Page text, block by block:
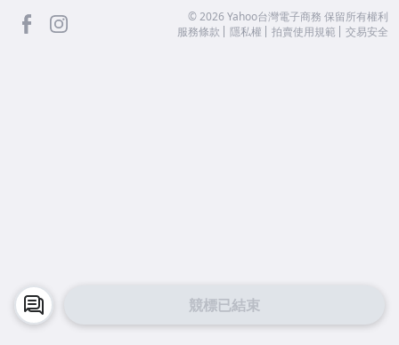
競標已結束
facebook ©2026 Yahoo台灣電子商務 保留所有權利
服務條款
隱私權 拍賣使用規範 交易安全